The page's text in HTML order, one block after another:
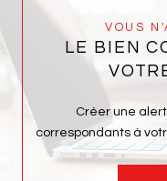
VOUS
LE BIEN
Créer une
correspondants à